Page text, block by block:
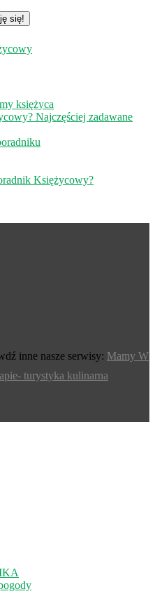
księżyca
Najczęściej zadawane
Księżycowy?
inne nasze serwisy: Mamy W
turystyka kulinarna